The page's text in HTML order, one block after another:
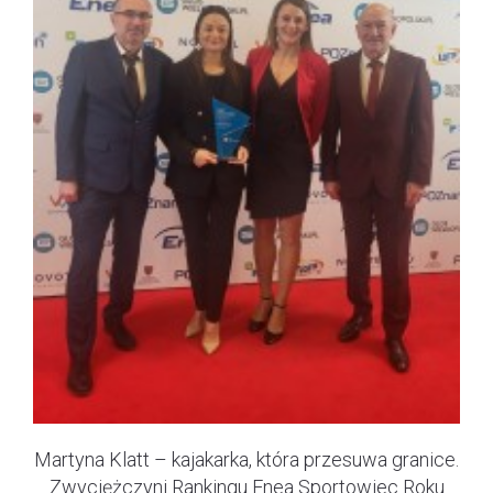
Martyna Klatt – kajakarka, która przesuwa granice.
Zwyciężczyni Rankingu Enea Sportowiec Roku